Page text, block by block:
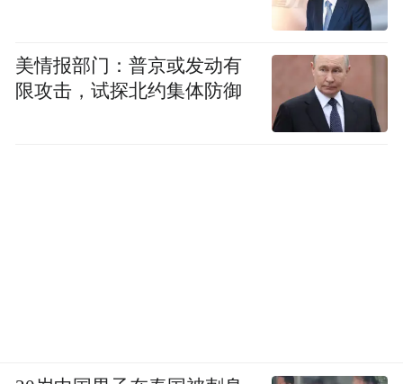
美情报部门：普京或发动有
限攻击，试探北约集体防御